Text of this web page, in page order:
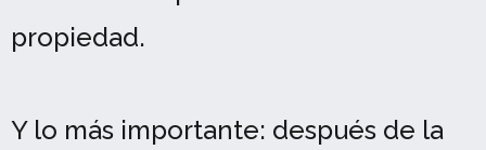
propiedad.
Y lo más importante: después de la